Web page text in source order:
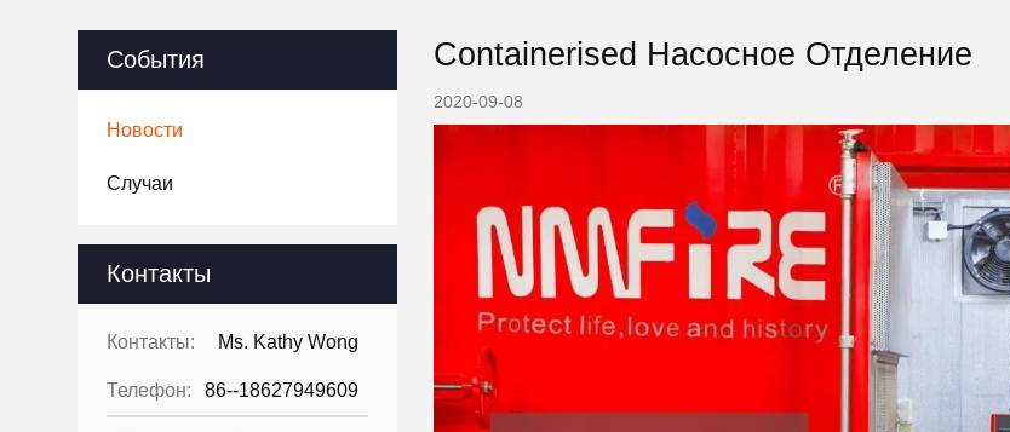
События
Новости
Случаи
Контакты
Контакты: Ms. Kathy Wong
Телефон: 86--18627949609
Containerised Насосное Отделение
2020-09-08